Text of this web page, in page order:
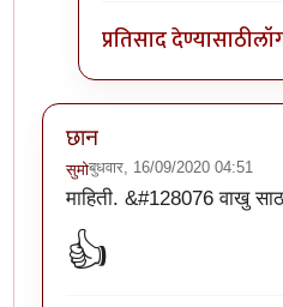
प्रतिसाद देण्यासाठी
छान
सुमोबुधवार, 16/09/2020 04:51
माहिती. &#128076 वाखु
👍